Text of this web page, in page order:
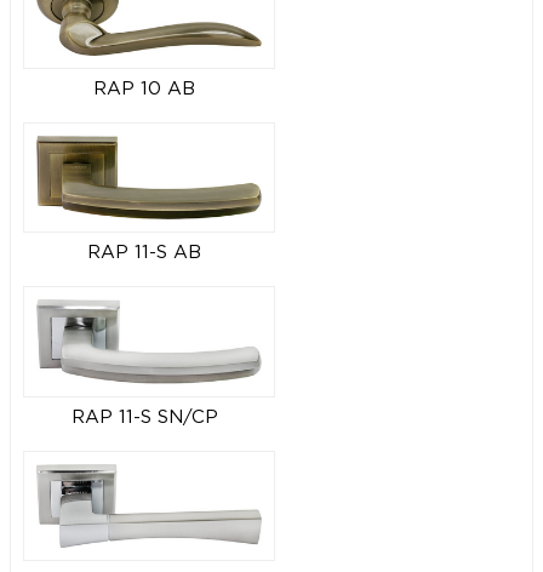
RAP 10 AB
RAP 11-S AB
RAP 11-S SN/CP